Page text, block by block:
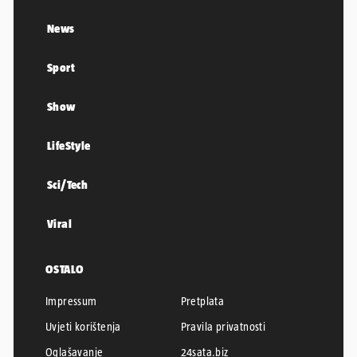
News
Sport
Show
LifeStyle
Sci/Tech
Viral
OSTALO
Impressum
Pretplata
Uvjeti korištenja
Pravila privatnosti
Oglašavanje
24sata.biz